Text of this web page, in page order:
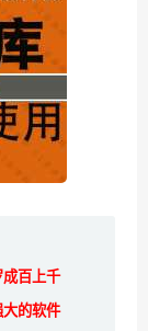
百上千
的软件